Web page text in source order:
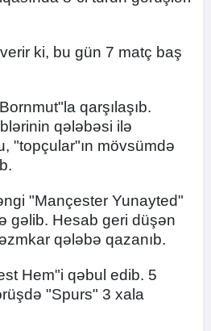
ki, bu gün 7 matç baş
qarşılaşıb.
qələbəsi ilə
"topçular"ın mövsümdə
"Mançester Yunayted"
gəlib. Hesab geri düşən
qələbə qazanıb.
Hem"i qəbul edib. 5
"Spurs" 3 xala